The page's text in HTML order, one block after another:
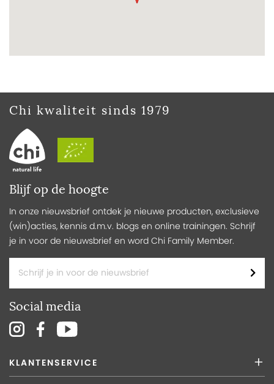
Blijf op de hoogte
In onze nieuwsbrief ontdek je nieuwe producten, exclusieve
(win)acties, kennis d.m.v. blogs en online trainingen. Schrijf
je in voor de nieuwsbrief en word Chi Family Member.
Social media
Chi kwaliteit sinds 1979
KLANTENSERVICE